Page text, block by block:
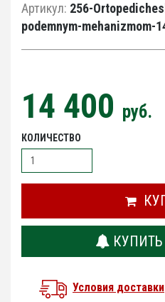
Артикул: 256-
podemnym-mehanizmom-
14 400 руб.
КОЛИЧЕСТВО
Условия доставки